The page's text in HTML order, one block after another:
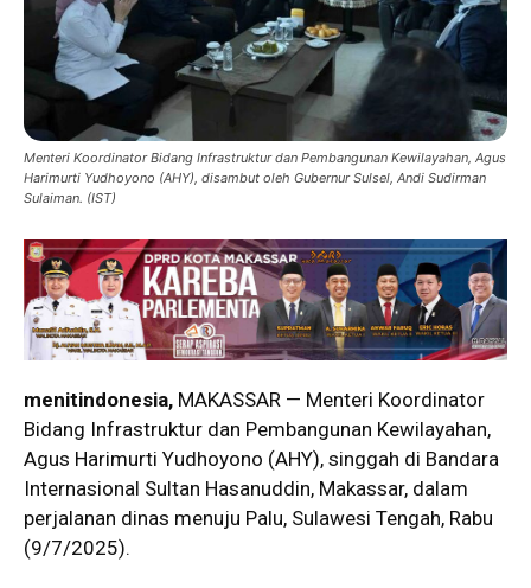
Menteri Koordinator Bidang Infrastruktur dan Pembangunan Kewilayahan, Agus
Harimurti Yudhoyono (AHY), disambut oleh Gubernur Sulsel, Andi Sudirman
Sulaiman. (IST)
menitindonesia, MAKASSAR — Menteri Koordinator
Bidang Infrastruktur dan Pembangunan Kewilayahan,
Agus Harimurti Yudhoyono (AHY), singgah di Bandara
Internasional Sultan Hasanuddin, Makassar, dalam
perjalanan dinas menuju Palu, Sulawesi Tengah, Rabu
(9/7/2025).